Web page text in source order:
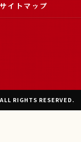
サイトマップ
RIGHTS RESERVED.